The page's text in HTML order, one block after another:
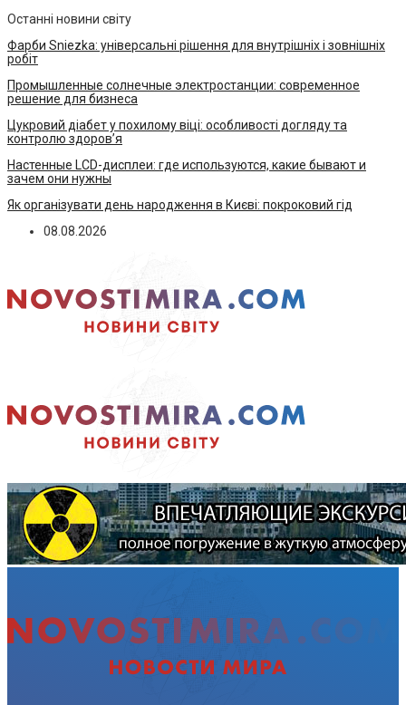
Останні новини світу
Фарби Sniezka: універсальні рішення для внутрішніх і зовнішніх
робіт
Промышленные солнечные электростанции: современное
решение для бизнеса
Цукровий діабет у похилому віці: особливості догляду та
контролю здоров’я
Настенные LCD-дисплеи: где используются, какие бывают и
зачем они нужны
Як організувати день народження в Києві: покроковий гід
08.08.2026